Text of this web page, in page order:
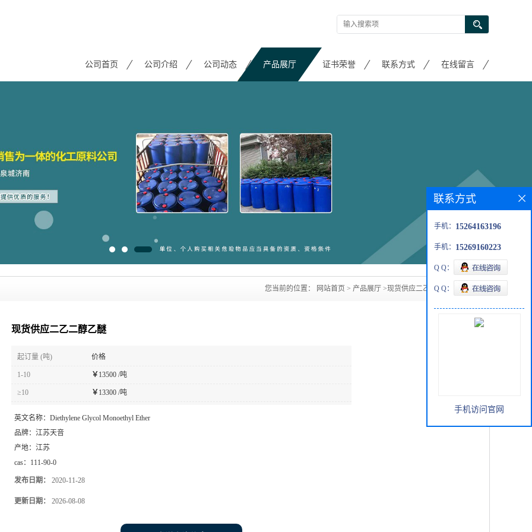
公司首页 公司介绍 公司动态 产品展厅 证书荣誉 联系方式 在线留言
您当前的位置： 网站首页 > 产品展厅 >现货供应二乙二醇乙醚
现货供应二乙二醇乙醚
起订量 (吨) 价格
1-10 ￥ 13500 /吨
≥10 ￥ 13300 /吨
英文名称： Diethylene Glycol Monoethyl Ether
品牌： 江苏天音
产地： 江苏
cas： 111-90-0
发布日期： 2020-11-28
更新日期： 2026-08-08
联系方式
手机： 15264163196
手机： 15269160223
Q Q：
Q Q：
手机访问官网